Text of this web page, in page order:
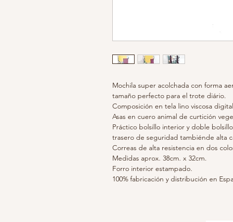
Mochila super acolchada con forma
tamaño perfecto para el trote diário.
Composición en tela lino viscosa
Asas en cuero animal de curtición
Práctico bolsillo interior y doble
trasero de seguridad tambiénde alta
Correas de alta resistencia en dos
Medidas aprox. 38cm. x 32cm.
Forro interior estampado.
100% fabricación y distribución en